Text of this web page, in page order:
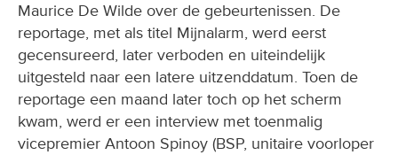
Maurice De Wilde over de gebeurtenissen. De
reportage, met als titel Mijnalarm, werd eerst
gecensureerd, later verboden en uiteindelijk
uitgesteld naar een latere uitzenddatum. Toen de
reportage een maand later toch op het scherm
kwam, werd er een interview met toenmalig
vicepremier Antoon Spinoy (BSP, unitaire voorloper